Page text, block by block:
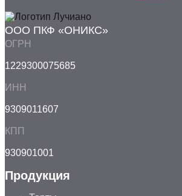
ООО ПКФ «ОНИКС»
ОГРН
1229300075685
ИНН
9309011607
КПП
930901001
Продукция